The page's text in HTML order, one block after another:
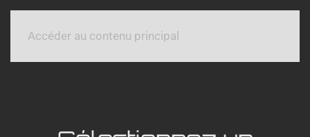
Accéder au contenu principal